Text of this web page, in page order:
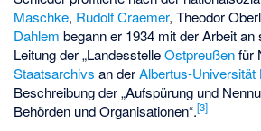
Maschke, Rudolf Craemer, Theodor
Dahlem begann er 1934 mit der Arbeit an
Leitung der „LandesstelleOstpreußenfür
Staatsarchivs an derAlbertus-Universität
Beschreibung der „Aufspürung und
Behörden und Organisationen“.[3]